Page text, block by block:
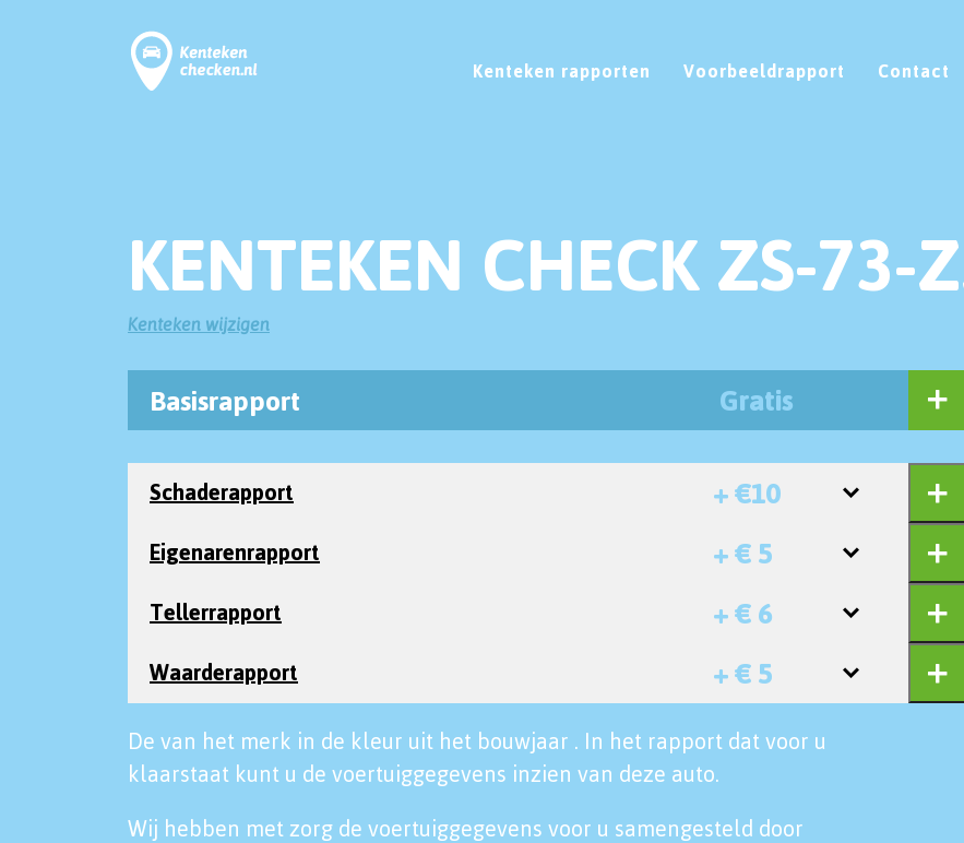
Kenteken rapporten Voorbeeldrapport Contact
KENTEKEN CHECK ZS-73-
Kenteken wijzigen
Basisrapport Gratis
Schaderapport + €10
Eigenarenrapport + € 5
Tellerrapport + € 6
Waarderapport + € 5
De van het merk in de kleur uit het bouwjaar . In het rapport dat voor u
klaarstaat kunt u de voertuiggegevens inzien van deze auto.
Wij hebben met zorg de voertuiggegevens voor u samengesteld door